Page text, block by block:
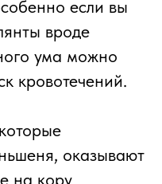
если вы
вроде
ума можно
кровотечений.
оказывают
на кору